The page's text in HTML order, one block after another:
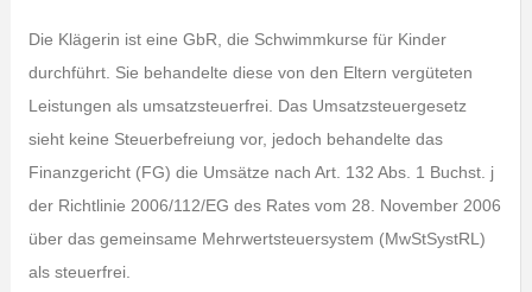
Die Klägerin ist eine GbR, die Schwimmkurse für Kinder
durchführt. Sie behandelte diese von den Eltern vergüteten
Leistungen als umsatzsteuerfrei. Das Umsatzsteuergesetz
sieht keine Steuerbefreiung vor, jedoch behandelte das
Finanzgericht (FG) die Umsätze nach Art. 132 Abs. 1 Buchst. j
der Richtlinie 2006/112/EG des Rates vom 28. November 2006
über das gemeinsame Mehrwertsteuersystem (MwStSystRL)
als steuerfrei.